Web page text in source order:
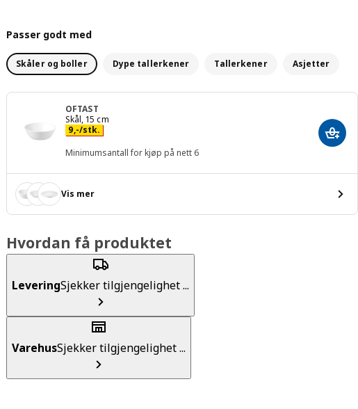
Passer godt med
Skåler og boller Dype tallerkener Tallerkener Asjetter
OFTAST
Skål, 15 cm
9,-/stk.
Pris 9,-/stk.
Minimumsantall for kjøp på nett 6
Legg
Vis mer
Hvordan få produktet
LeveringSjekker tilgjengelighet ...
VarehusSjekker tilgjengelighet ...